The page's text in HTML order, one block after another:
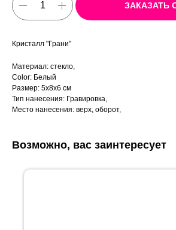
ЗАКАЗАТЬ
Кристалл "Грани"
Материал: стекло,
Color: Белый
Размер: 5х8х6 см
Тип нанесения: Гравировка,
Место нанесения: верх, оборот,
Возможно, вас заинтересует